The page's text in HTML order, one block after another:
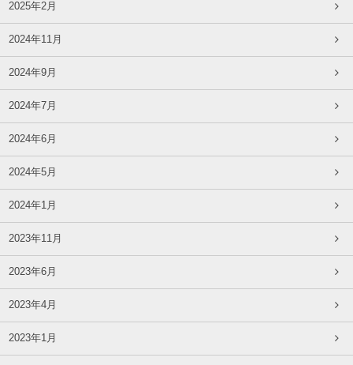
2025年2月
2024年11月
2024年9月
2024年7月
2024年6月
2024年5月
2024年1月
2023年11月
2023年6月
2023年4月
2023年1月